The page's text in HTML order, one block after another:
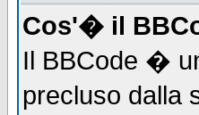
Cos'� il
Il BBCode �
precluso dalla